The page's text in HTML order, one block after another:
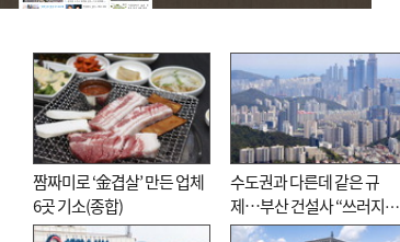
짬짜미로 ‘金겹살’ 만든 업체
6곳 기소(종합)
수도권과 다른데 같은 규
제…부산 건설사 “쓰러지기
직전”